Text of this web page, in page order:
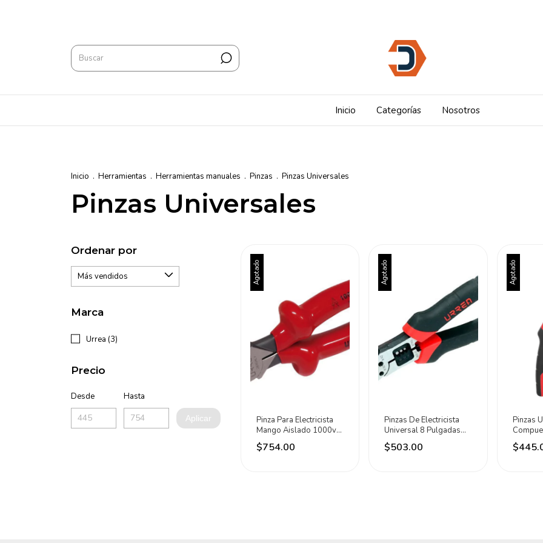
Inicio Categorías Nosotros
Inicio . Herramientas . Herramientas manuales . Pinzas . Pinzas Universales
Pinzas Universales
Ordenar por
Marca
Urrea (3)
Precio
Desde Hasta
Aplicar
Agotado
Pinza Para Electricista
Mango Aislado 1000v
Uso Rudo Urrea
$754.00
Agotado
Pinzas De Electricista
Universal 8 Pulgadas
Multiusos Urrea
$503.00
Agotado
Pinzas
Doble